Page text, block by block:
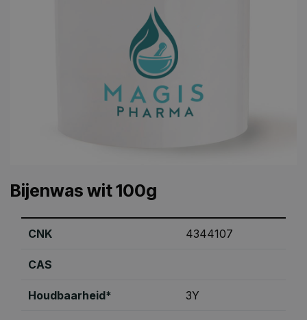
Bijenwas wit 100g
CNK 4344107
CAS
Houdbaarheid* 3Y